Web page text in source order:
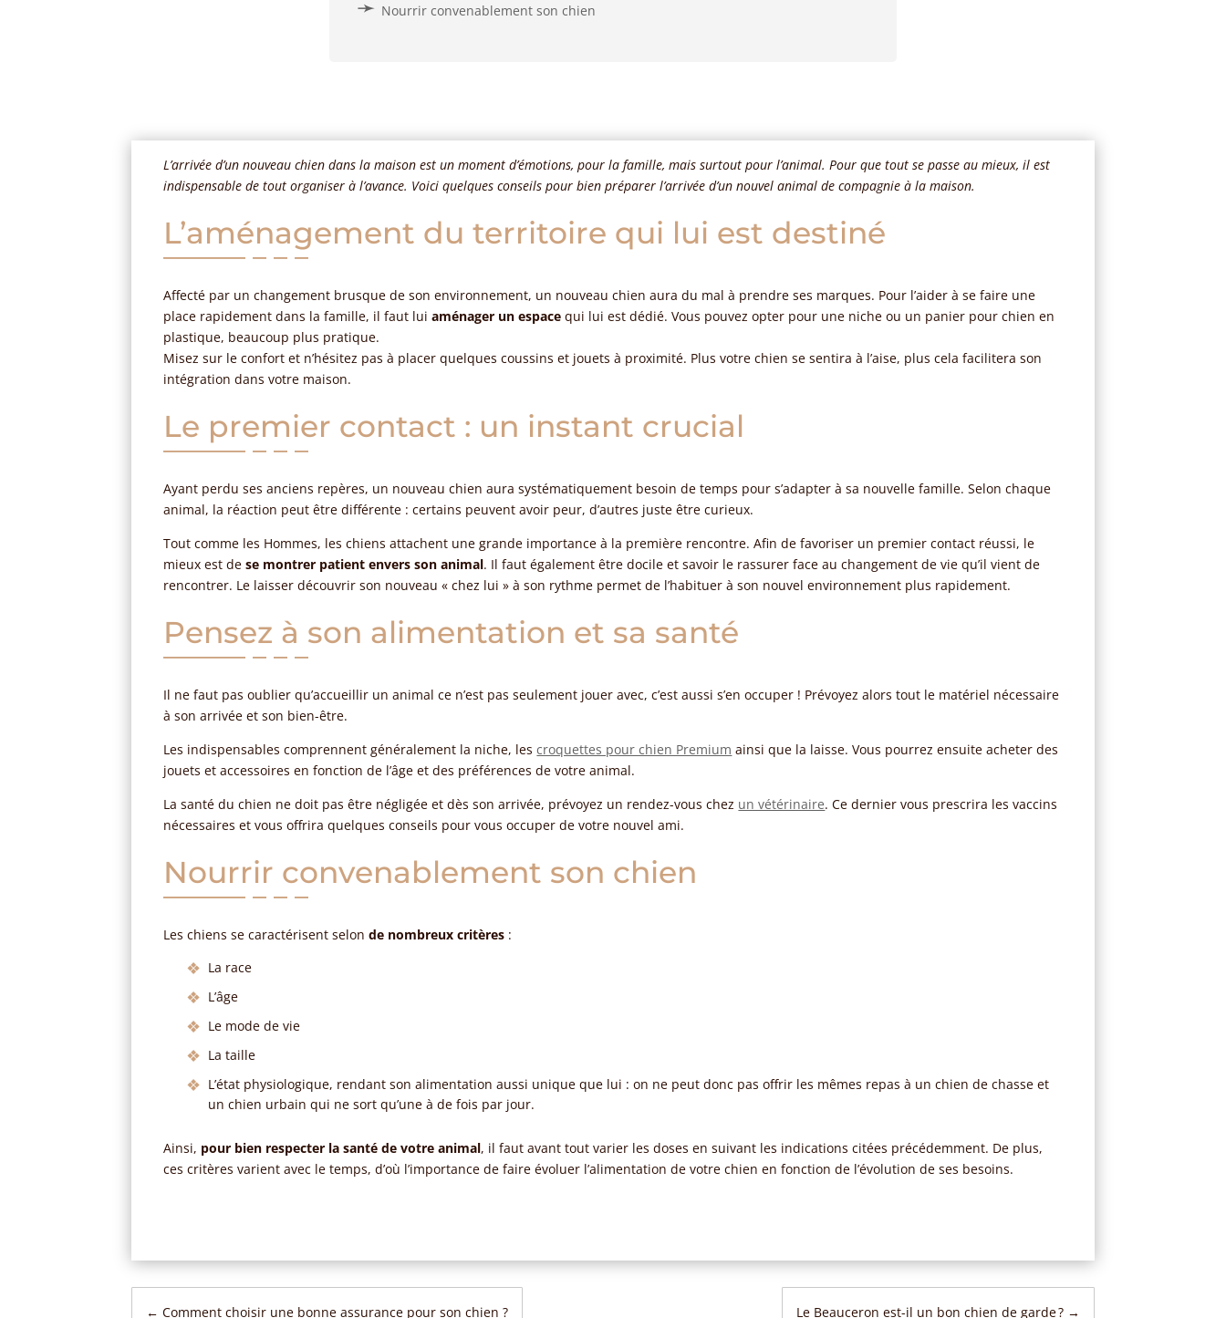
Nourrir convenablement son chien
L’arrivée d’un nouveau chien dans la maison est un moment d’émotions, pour la famille, mais surtout pour l’animal. Pour que tout se passe au mieux, il est
indispensable de tout organiser à l’avance. Voici quelques conseils pour bien préparer l’arrivée d’un nouvel animal de compagnie à la maison.
L’aménagement du territoire qui lui est destiné
Affecté par un changement brusque de son environnement, un nouveau chien aura du mal à prendre ses marques. Pour l’aider à se faire une
place rapidement dans la famille, il faut luiaménager un espace qui lui est dédié. Vous pouvez opter pour une niche ou un panier pour chien en
plastique, beaucoup plus pratique.
Misez sur le confort et n’hésitez pas à placer quelques coussins et jouets à proximité. Plus votre chien se sentira à l’aise, plus cela facilitera son
intégration dans votre maison.
Le premier contact : un instant crucial
Ayant perdu ses anciens repères, un nouveau chien aura systématiquement besoin de temps pour s’adapter à sa nouvelle famille. Selon chaque
animal, la réaction peut être différente : certains peuvent avoir peur, d’autres juste être curieux.
Tout comme les Hommes, les chiens attachent une grande importance à la première rencontre. Afin de favoriser un premier contact réussi, le
mieux est dese montrer patient envers son animal. Il faut également être docile et savoir le rassurer face au changement de vie qu’il vient de
rencontrer. Le laisser découvrir son nouveau « chez lui » à son rythme permet de l’habituer à son nouvel environnement plus rapidement.
Pensez à son alimentation et sa santé
Il ne faut pas oublier qu’accueillir un animal ce n’est pas seulement jouer avec, c’est aussi s’en occuper ! Prévoyez alors tout le matériel nécessaire
à son arrivée et son bien-être.
Les indispensables comprennent généralement la niche, lescroquettes pour chien Premium ainsi que la laisse. Vous pourrez ensuite acheter des
jouets et accessoires en fonction de l’âge et des préférences de votre animal.
La santé du chien ne doit pas être négligée et dès son arrivée, prévoyez un rendez-vous chez un vétérinaire. Ce dernier vous prescrira les vaccins
nécessaires et vous offrira quelques conseils pour vous occuper de votre nouvel ami.
Nourrir convenablement son chien
Les chiens se caractérisent selonde nombreux critères :
La race
L’âge
Le mode de vie
La taille
L’état physiologique, rendant son alimentation aussi unique que lui : on ne peut donc pas offrir les mêmes repas à un chien de chasse et
un chien urbain qui ne sort qu’une à de fois par jour.
Ainsi, pour bien respecter la santé de votre animal, il faut avant tout varier les doses en suivant les indications citées précédemment. De plus,
ces critères varient avec le temps, d’où l’importance de faire évoluer l’alimentation de votre chien en fonction de l’évolution de ses besoins.
←Comment choisir une bonne assurance pour son chien ? Le Beauceron est-il un bon chien de garde ?→